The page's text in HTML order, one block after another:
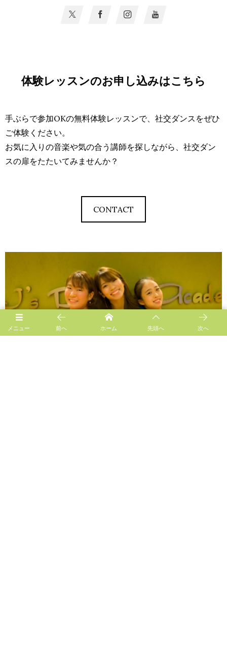
体験レッスンのお申し込みはこちら
手ぶらで参加OKの無料体験レッスンで、社交ダンスをぜひ
ご体験ください。
お気に入りの音楽や気の合う講師を探しながら、社交ダン
スの扉をたたいてみませんか？
CONTACT
メニュー 前へ ホーム 先頭へ 次へ